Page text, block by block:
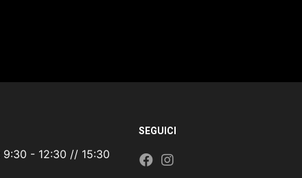
9:30 - 12:30 // 15:30
SEGUICI